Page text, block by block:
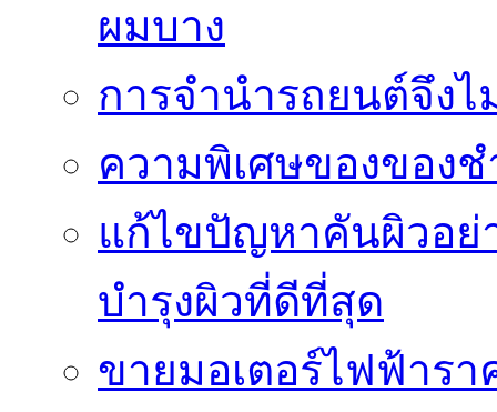
ผมบาง
การจำนำรถยนต์จึงไ
ความพิเศษของของ
แก้ไขปัญหาคันผิวอ
บำรุงผิวที่ดีที่สุด
ขายมอเตอร์ไฟฟ้าร